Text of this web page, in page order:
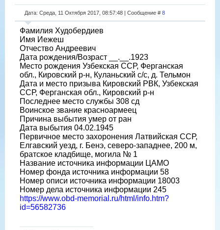
Дата: Среда, 11 Октября 2017, 08:57:48 | Сообщение # 8
Фамилия Худобердиев
Имя Иежеш
Отчество Андреевич
Дата рождения/Возраст __.__.1923
Место рождения Узбекская ССР, Ферганская
обл., Кировский р-н, Куланьский с/с, д. Тельмон
Дата и место призыва Кировский РВК, Узбекская
ССР, Ферганская обл., Кировский р-н
Последнее место службы 308 сд
Воинское звание красноармеец
Причина выбытия умер от ран
Дата выбытия 04.02.1945
Первичное место захоронения Латвийская ССР,
Елгавский уезд, г. Бенэ, северо-западнее, 200 м,
братское кладбище, могила № 1
Название источника информации ЦАМО
Номер фонда источника информации 58
Номер описи источника информации 18003
Номер дела источника информации 245
https://www.obd-memorial.ru/html/info.htm?
id=56582736